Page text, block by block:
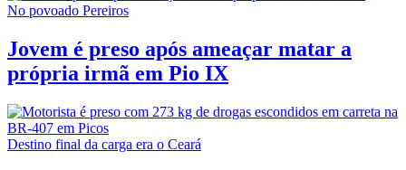
No povoado Pereiros
Jovem é preso após ameaçar matar a
própria irmã em Pio IX
Destino final da carga era o Ceará